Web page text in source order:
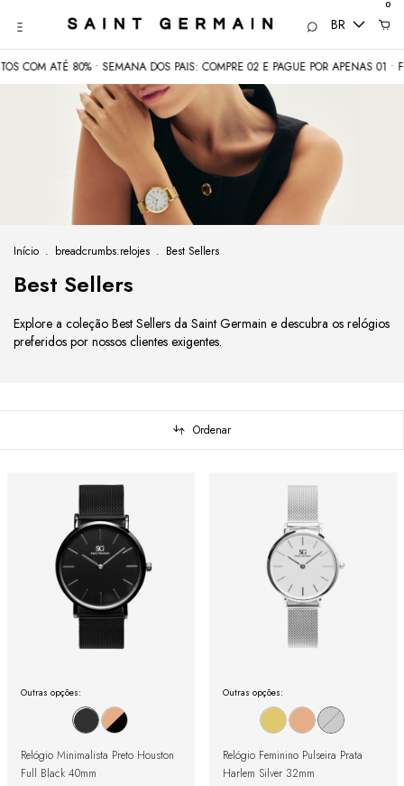
BR
0
• SEMANA DOS PAIS: COMPRE 02 E PAGUE POR APENAS 01 • FRETE
Início . breadcrumbs.relojes . Best Sellers
Best Sellers
Explore a coleção Best Sellers da Saint Germain e descubra os relógios
preferidos por nossos clientes exigentes.
Ordenar
Outras opções:
Relógio Minimalista Preto Houston
Full Black 40mm
Outras opções:
Relógio Feminino Pulseira Prata
Harlem Silver 32mm